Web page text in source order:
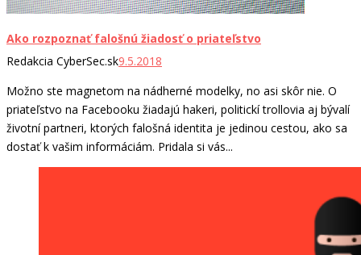
Ako rozpoznať falošnú žiadosť o priateľstvo
Redakcia CyberSec.sk9.5.2018
Možno ste magnetom na nádherné modelky, no asi skôr nie. O
priateľstvo na Facebooku žiadajú hakeri, politickí trollovia aj bývalí
životní partneri, ktorých falošná identita je jedinou cestou, ako sa
dostať k vašim informáciám. Pridala si vás...